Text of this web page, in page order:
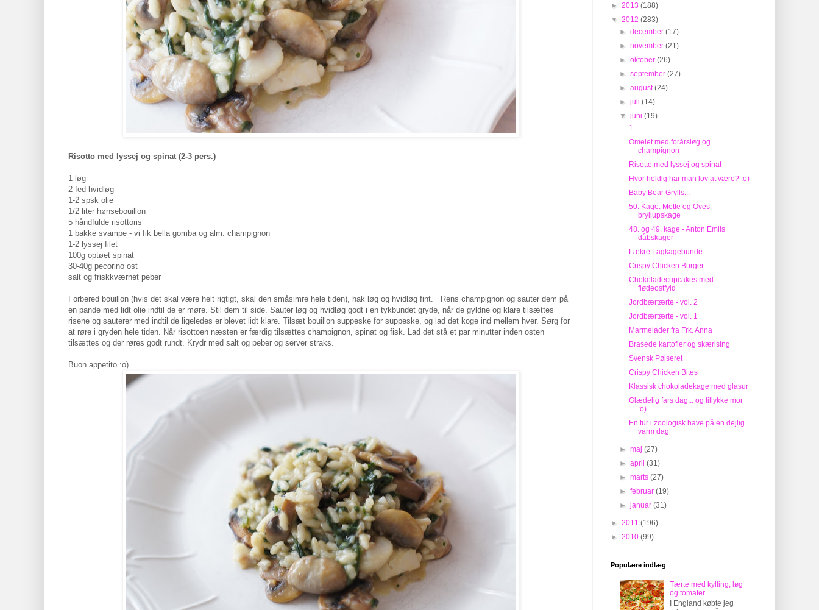
Risotto med lyssej og spinat (2-3 pers.)
1 løg
2 fed hvidløg
1-2 spsk olie
1/2 liter hønsebouillon
5 håndfulde risottoris
1 bakke svampe - vi fik bella gomba og alm. champignon
1-2 lyssej filet
100g optøet spinat
30-40g pecorino ost
salt og friskkværnet peber
Forbered bouillon (hvis det skal være helt rigtigt, skal den småsimre hele tiden), hak løg og hvidløg fint. Rens champignon og sauter dem på
en pande med lidt olie indtil de er møre. Stil dem til side. Sauter løg og hvidløg godt i en tykbundet gryde, når de gyldne og klare tilsættes
risene og sauterer med indtil de ligeledes er blevet lidt klare. Tilsæt bouillon suppeske for suppeske, og lad det koge ind mellem hver. Sørg for
at røre i gryden hele tiden. Når risottoen næsten er færdig tilsættes champignon, spinat og fisk. Lad det stå et par minutter inden osten
tilsættes og der røres godt rundt. Krydr med salt og peber og server straks.
Buon appetito :o)
► 2013 (188)
▼ 2012 (283)
►december(17)
►november(21)
►oktober(26)
►september(27)
►august(24)
►juli(14)
▼juni(19)
1
Omelet med forårsløg og
champignon
Risotto med lyssej og spinat
Hvor heldig har man lov at være? :o)
Baby Bear Grylls...
50. Kage: Mette og Oves
bryllupskage
48. og 49. kage - Anton Emils
dåbskager
Lækre Lagkagebunde
Crispy Chicken Burger
Chokoladecupcakes med
flødeostfyld
Jordbærtærte - vol. 2
Jordbærtærte - vol. 1
Marmelader fra Frk. Anna
Brasede kartofler og skærising
Svensk Pølseret
Crispy Chicken Bites
Klassisk chokoladekage med glasur
Glædelig fars dag... og tillykke mor
:o)
En tur i zoologisk have på en dejlig
varm dag
►maj(27)
►april(31)
►marts(27)
►februar(19)
►januar(31)
► 2011 (196)
► 2010 (99)
Populære indlæg
Tærte med kylling, løg
og tomater
I England købte jeg